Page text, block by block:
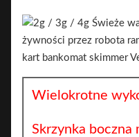
Wielokrotne
Skrzynka boczna